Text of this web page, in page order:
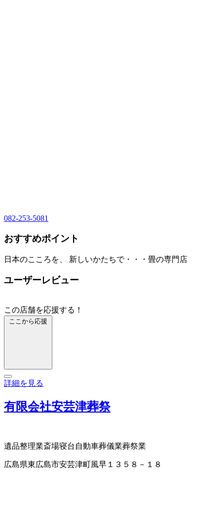
082-253-5081
おすすめポイント
日本のこころを、 新しいかたちで・・・畳の専門店
ユーザーレビュー
この店舗を応援する！
ここから応援
詳細を見る
有限会社安芸津葬祭
遺品整理業斎場寝台自動車葬儀業葬祭業
広島県東広島市安芸津町風早１３５８－１８